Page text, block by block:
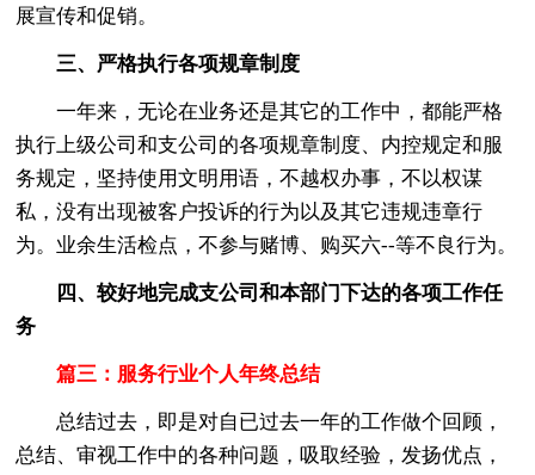
展宣传和促销。
三、严格执行各项规章制度
一年来，无论在业务还是其它的工作中，都能严格
执行上级公司和支公司的各项规章制度、内控规定和服
务规定，坚持使用文明用语，不越权办事，不以权谋
私，没有出现被客户投诉的行为以及其它违规违章行
为。业余生活检点，不参与赌博、购买六--等不良行为。
四、较好地完成支公司和本部门下达的各项工作任
务
篇三：服务行业个人年终总结
总结过去，即是对自已过去一年的工作做个回顾，
总结、审视工作中的各种问题，吸取经验，发扬优点，